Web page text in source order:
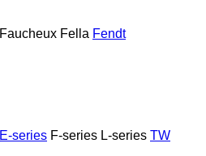
Faucheux Fella Fendt
E-series F-series L-series TW